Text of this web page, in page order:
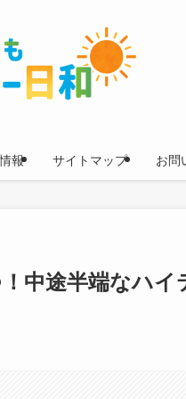
報 サイトマップ お問
中途半端なハイ